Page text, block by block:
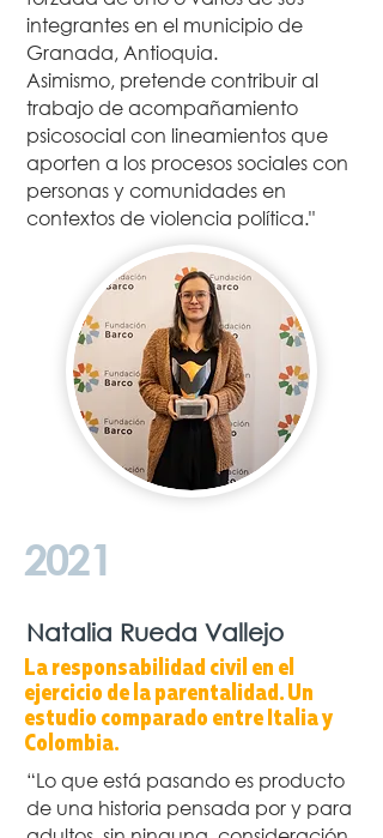
integrantes en el municipio de
Granada, Antioquia.
Asimismo, pretende contribuir al
trabajo de acompañamiento
psicosocial con lineamientos que
aporten a los procesos sociales con
personas y comunidades en
contextos de violencia política."
2021
Natalia Rueda Vallejo
La responsabilidad civil en el
ejercicio de la parentalidad. Un
estudio comparado entre Italia y
Colombia.
“Lo que está pasando es producto
de una historia pensada por y para